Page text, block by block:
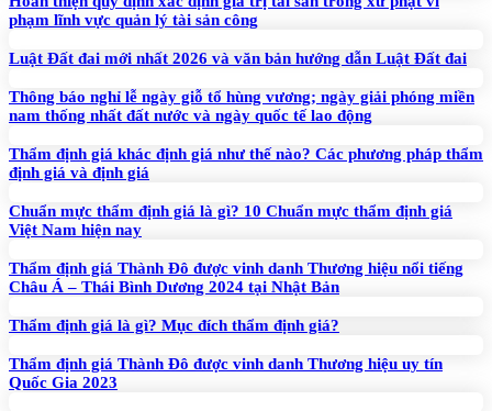
phạm lĩnh vực quản lý tài sản công
Luật Đất đai mới nhất 2026 và văn bản hướng dẫn Luật Đất đai
Thông báo nghỉ lễ ngày giỗ tổ hùng vương; ngày giải phóng miền
nam thống nhất đất nước và ngày quốc tế lao động
Thẩm định giá khác định giá như thế nào? Các phương pháp thẩm
định giá và định giá
Chuẩn mực thẩm định giá là gì? 10 Chuẩn mực thẩm định giá
Việt Nam hiện nay
Thẩm định giá Thành Đô được vinh danh Thương hiệu nổi tiếng
Châu Á – Thái Bình Dương 2024 tại Nhật Bản
Thẩm định giá là gì? Mục đích thẩm định giá?
Thẩm định giá Thành Đô được vinh danh Thương hiệu uy tín
Quốc Gia 2023